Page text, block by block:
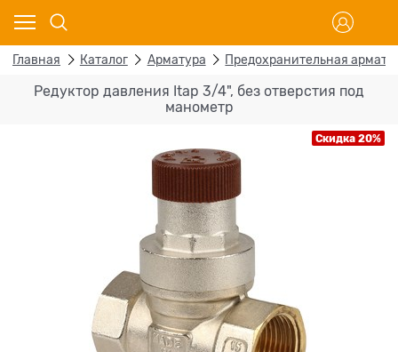
Главная Каталог Арматура Предохранительная
Редуктор давления Itap 3/4", без отверстия под
манометр
Скидка 20%